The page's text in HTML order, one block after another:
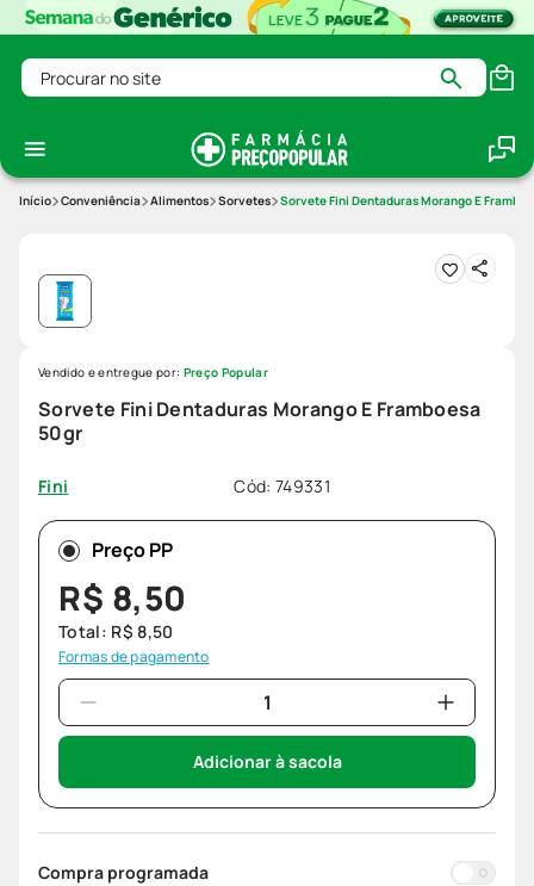
Procurar no site
Conveniência Alimentos Sorvetes Sorvete Fini Dentaduras Morango E
Sorvete Fini Dentaduras Morango E Framboesa
50gr
Fini Cód: 749331
Vendido e entregue por: Preço Popular
Preço PP
R$ 8,50
Total: R$ 8,50
Formas de pagamento
Adicionar à sacola
Compra programada